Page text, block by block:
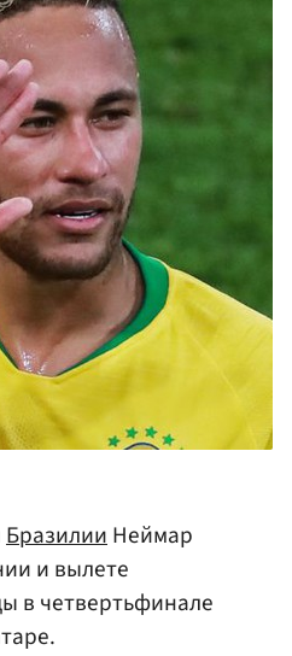
БразилииНеймар
и вылете
в четвертьфинале